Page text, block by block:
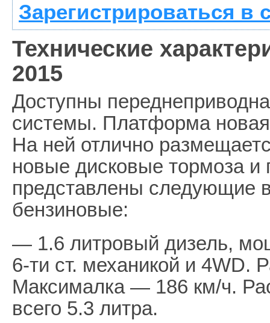
Зарегистрироваться в
Технические
2015
Доступны
системы. Платформа
На ней отлично
новые дисковые тормоза и
представлены следующие
бензиновые:
— 1.6 литровый дизель,
6-ти ст. механикой и 4WD.
Максималка — 186 км/ч.
всего 5.3 литра.